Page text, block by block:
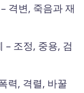
격변, 죽음과 재
조정, 중용, 검
력, 격렬, 바꿀